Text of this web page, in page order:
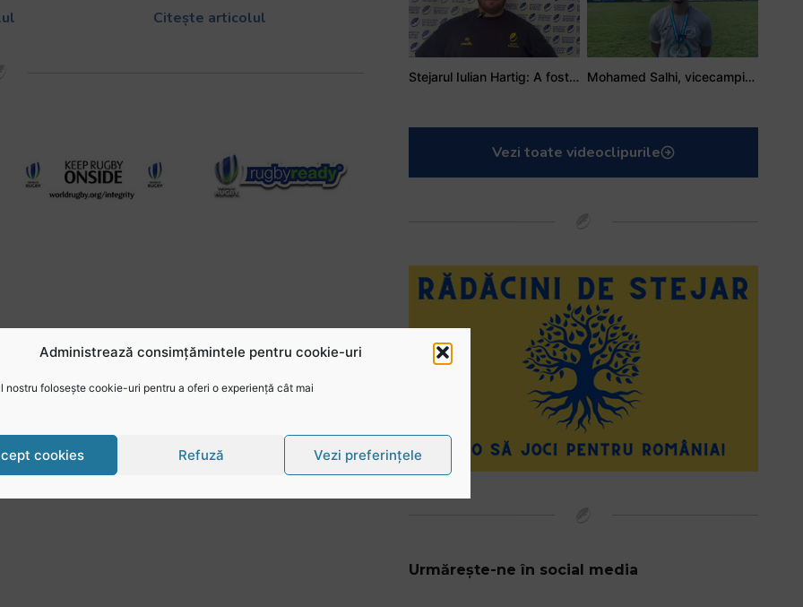
Administrează consimțămintele pentru cookie-uri
nostru folosește cookie-uri pentru a oferi o experiență cât mai
cookies Refuză Vezi preferințele
Citește articolul
Stejarul Iulian Hartig: A fost un turneu care a unit mai mult echipa Mohamed Salhi, vicecampion național juniori I: Rugby-ul te învață să accepți și înfrângerile
Vezi toate videoclipurile
Urmărește-ne în social media